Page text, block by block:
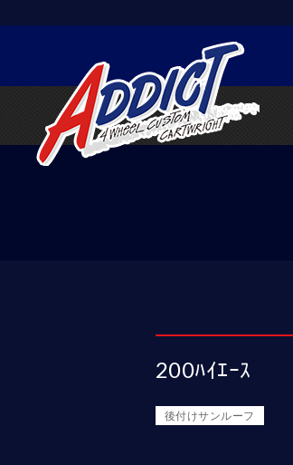
200ﾊｲｴｰｽ
後付けサンルーフ